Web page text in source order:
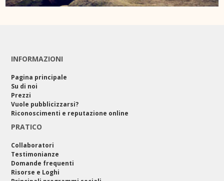
INFORMAZIONI
Pagina principale
Su di noi
Prezzi
Vuole pubblicizzarsi?
Riconoscimenti e reputazione online
PRATICO
Collaboratori
Testimonianze
Domande frequenti
Risorse e Loghi